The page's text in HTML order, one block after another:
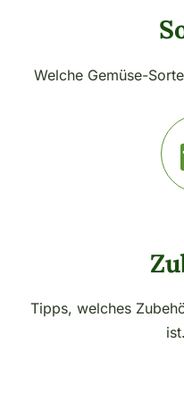
Welche Gemüse-
Tipps, welches
ist.